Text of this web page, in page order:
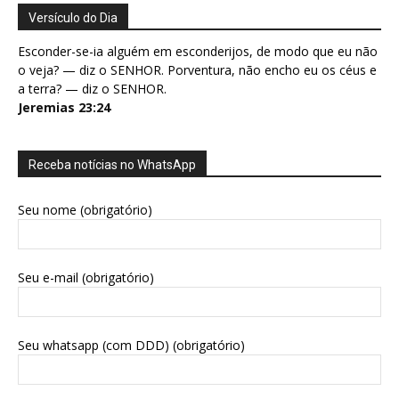
Versículo do Dia
Esconder-se-ia alguém em esconderijos, de modo que eu não
o veja? — diz o SENHOR. Porventura, não encho eu os céus e
a terra? — diz o SENHOR.
Jeremias 23:24
Receba notícias no WhatsApp
Seu nome (obrigatório)
Seu e-mail (obrigatório)
Seu whatsapp (com DDD) (obrigatório)